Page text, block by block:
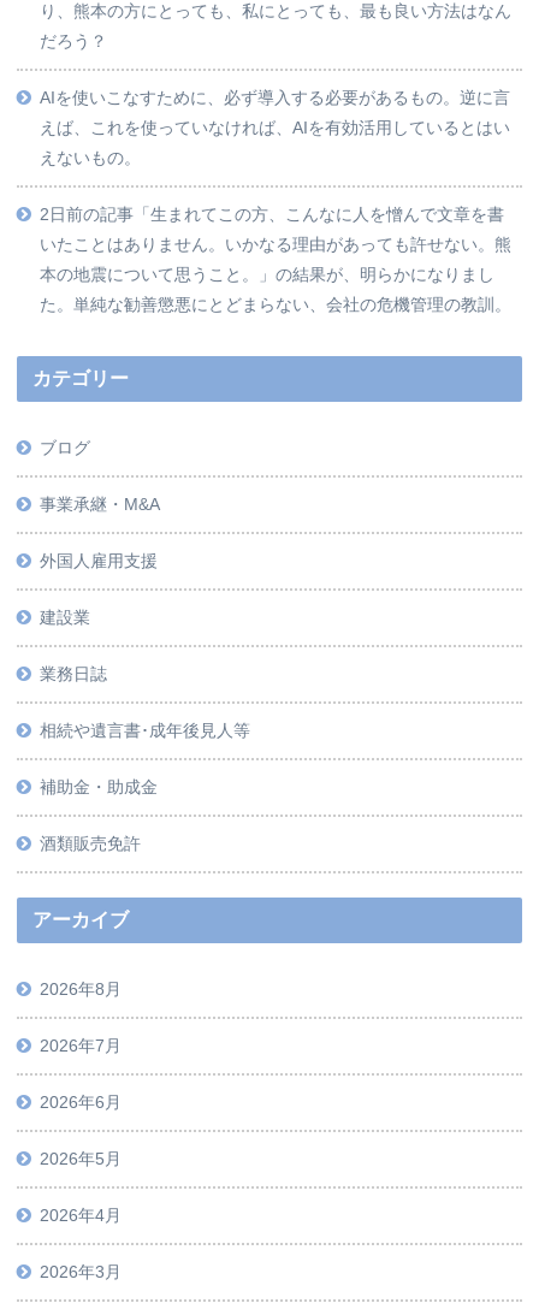
り、熊本の方にとっても、私にとっても、最も良い方法はなん
だろう？
AIを使いこなすために、必ず導入する必要があるもの。逆に言
えば、これを使っていなければ、AIを有効活用しているとはい
えないもの。
2日前の記事「生まれてこの方、こんなに人を憎んで文章を書
いたことはありません。いかなる理由があっても許せない。熊
本の地震について思うこと。」の結果が、明らかになりまし
た。単純な勧善懲悪にとどまらない、会社の危機管理の教訓。
カテゴリー
ブログ
事業承継・M&A
外国人雇用支援
建設業
業務日誌
相続や遺言書･成年後見人等
補助金・助成金
酒類販売免許
アーカイブ
2026年8月
2026年7月
2026年6月
2026年5月
2026年4月
2026年3月